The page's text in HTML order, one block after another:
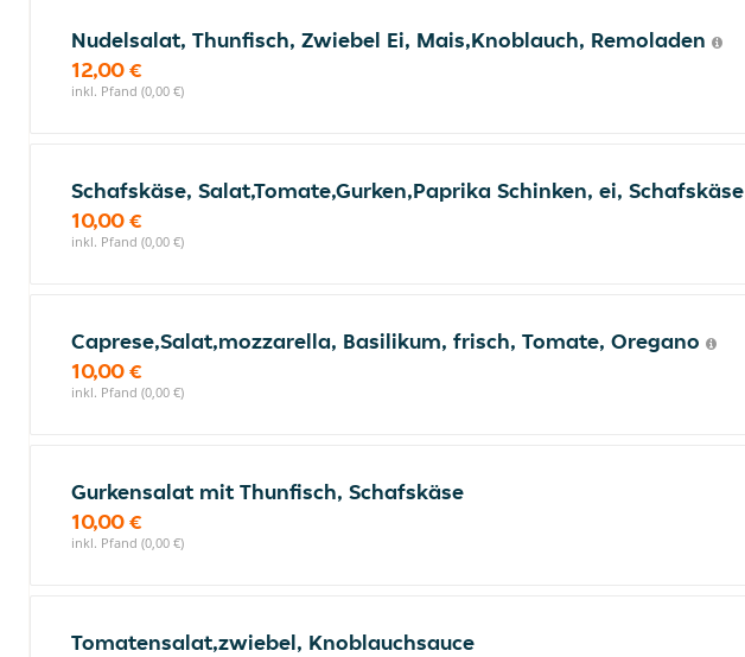
Nudelsalat, Thunfisch, Zwiebel Ei, Mais,Knoblauch, Remoladen
12,00 €
inkl. Pfand (0,00 €)
Schafskäse, Salat,Tomate,Gurken,Paprika Schinken, ei, Schafskäse
10,00 €
inkl. Pfand (0,00 €)
Caprese,Salat,mozzarella, Basilikum, frisch, Tomate, Oregano
10,00 €
inkl. Pfand (0,00 €)
Gurkensalat mit Thunfisch, Schafskäse
10,00 €
inkl. Pfand (0,00 €)
Tomatensalat,zwiebel, Knoblauchsauce